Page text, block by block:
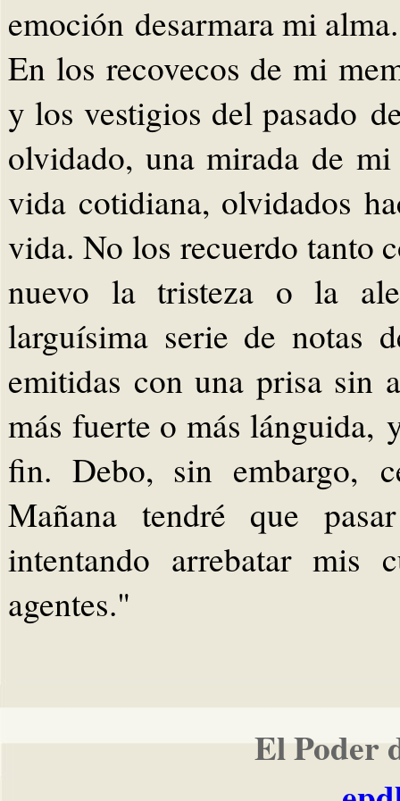
emoción desarmara mi alma.
En los recovecos de mi
y los vestigios del pasado
olvidado, una mirada de
vida cotidiana, olvidados
vida. No los recuerdo tanto
nuevo la tristeza o la
larguísima serie de notas
emitidas con una prisa sin
más fuerte o más lánguida,
fin. Debo, sin embargo,
Mañana tendré que
intentando arrebatar mis
agentes."
El Poder